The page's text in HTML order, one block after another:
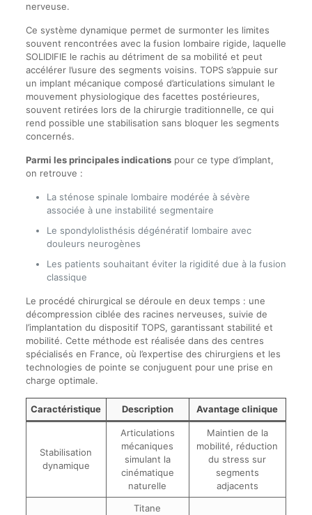
nerveuse.
Ce système dynamique permet de surmonter les limites
souvent rencontrées avec la fusion lombaire rigide, laquelle
SOLIDIFIE le rachis au détriment de sa mobilité et peut
accélérer l’usure des segments voisins. TOPS s’appuie sur
un implant mécanique composé d’articulations simulant le
mouvement physiologique des facettes postérieures,
souvent retirées lors de la chirurgie traditionnelle, ce qui
rend possible une stabilisation sans bloquer les segments
concernés.
Parmi les principales indicationspour ce type d’implant,
on retrouve :
La sténose spinale lombaire modérée à sévère
associée à une instabilité segmentaire
Le spondylolisthésis dégénératif lombaire avec
douleurs neurogènes
Les patients souhaitant éviter la rigidité due à la fusion
classique
Le procédé chirurgical se déroule en deux temps : une
décompression ciblée des racines nerveuses, suivie de
l’implantation du dispositif TOPS, garantissant stabilité et
mobilité. Cette méthode est réalisée dans des centres
spécialisés en France, où l’expertise des chirurgiens et les
technologies de pointe se conjuguent pour une prise en
charge optimale.
Caractéristique Description Avantage clinique
Stabilisation
dynamique
Articulations
mécaniques
simulant la
cinématique
naturelle
Maintien de la
mobilité, réduction
du stress sur
segments
adjacents
Titane